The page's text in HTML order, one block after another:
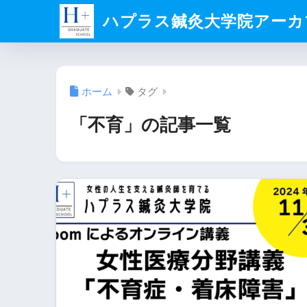
ハプラス鍼灸大学院アー
ホーム タグ
「不育」の記事一覧